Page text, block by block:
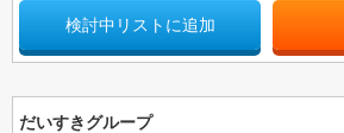
検討中リストに追加
だいすきグループ